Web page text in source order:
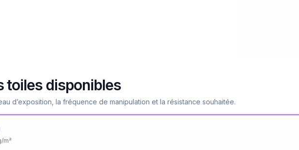
toiles disponibles
d’exposition, la fréquence de manipulation et la résistance souhaitée.
m²